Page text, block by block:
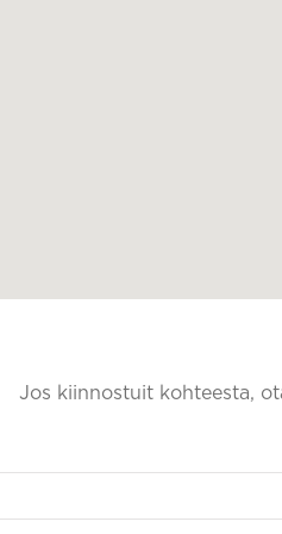
Jos kiinnostuit kohteesta,